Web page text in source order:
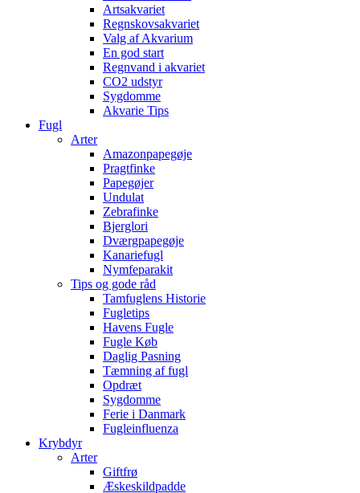
Artsakvariet
Regnskovsakvariet
Valg af Akvarium
En god start
Regnvand i akvariet
CO2 udstyr
Sygdomme
Akvarie Tips
Fugl
Arter
Amazonpapegøje
Pragtfinke
Papegøjer
Undulat
Zebrafinke
Bjerglori
Dværgpapegøje
Kanariefugl
Nymfeparakit
Tips og gode råd
Tamfuglens Historie
Fugletips
Havens Fugle
Fugle Køb
Daglig Pasning
Tæmning af fugl
Opdræt
Sygdomme
Ferie i Danmark
Fugleinfluenza
Krybdyr
Arter
Giftfrø
Æskeskildpadde